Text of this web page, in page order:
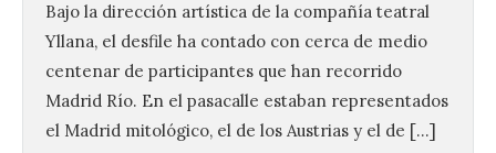
Bajo la dirección artística de la compañía teatral
Yllana, el desfile ha contado con cerca de medio
centenar de participantes que han recorrido
Madrid Río. En el pasacalle estaban representados
el Madrid mitológico, el de los Austrias y el de […]
organizado por la sección
juvenil de la Asociación
Enróllate, la Asociación
Conceyu País Llionés y el Diario de
Turismo, Ocio e Información para
jóvenes “Enredando.info”. . La
decimoctava fotografía de León de…viaje